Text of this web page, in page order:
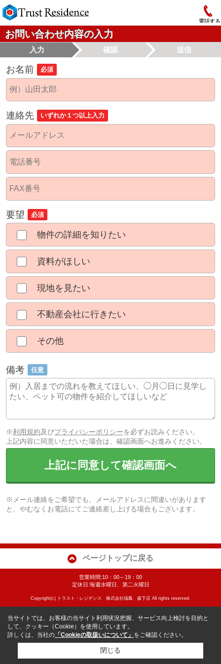
電話する
お問い合わせ内容の入力
入力 確認 送信
お名前 必須
連絡先 いずれか１つ以上入力
要望 必須
物件の詳細を知りたい
資料がほしい
現地を見たい
不動産会社に行きたい
その他
備考 任意
※利用規約及びプライバシーポリシーを必ずお読みください。
上記内容に同意いただいた場合は、確認画面へお進みください。
上記に同意して確認画面へ
※メール連絡をご希望でも、メールアドレスに間違いがあります
と、やむなくお電話にてご連絡差し上げる場合もございます。
ページトップに戻る
営業時間:10：00～19：00
定休日:毎週水曜日、第二火曜日
Copyright(c) トラスト・レジデンス 株式会社瑞鳳 森下店 All rights reserved.
当サイトでは、お客様の当サイト利用状況把握、サービス向上検討を目的と
して、クッキー（Cookie）を使用しています。
詳しくは、当社の 「Cookieの取扱いについて」 をご確認ください。
閉じる